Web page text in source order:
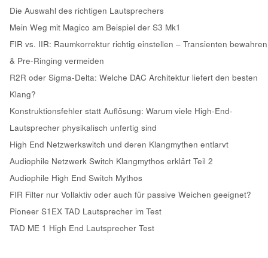
Die Auswahl des richtigen Lautsprechers
Mein Weg mit Magico am Beispiel der S3 Mk1
FIR vs. IIR: Raumkorrektur richtig einstellen – Transienten bewahren
& Pre-Ringing vermeiden
R2R oder Sigma-Delta: Welche DAC Architektur liefert den besten
Klang?
Konstruktionsfehler statt Auflösung: Warum viele High-End-
Lautsprecher physikalisch unfertig sind
High End Netzwerkswitch und deren Klangmythen entlarvt
Audiophile Netzwerk Switch Klangmythos erklärt Teil 2
Audiophile High End Switch Mythos
FIR Filter nur Vollaktiv oder auch für passive Weichen geeignet?
Pioneer S1EX TAD Lautsprecher im Test
TAD ME 1 High End Lautsprecher Test